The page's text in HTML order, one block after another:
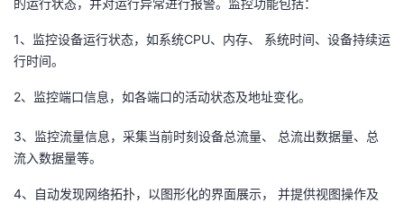
1、监控设备运行状态，如系统CPU、内存、 系统时间、设备持续运
行时间。
2、监控端口信息，如各端口的活动状态及地址变化。
3、监控流量信息，采集当前时刻设备总流量、 总流出数据量、总
流入数据量等。
4、自动发现网络拓扑，以图形化的界面展示， 并提供视图操作及